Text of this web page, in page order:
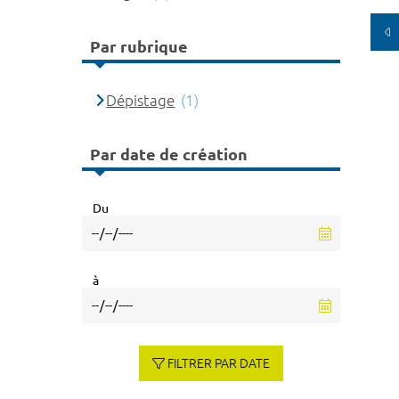
Par rubrique
Dépistage (1)
Par date de création
Du
à
FILTRER PAR DATE